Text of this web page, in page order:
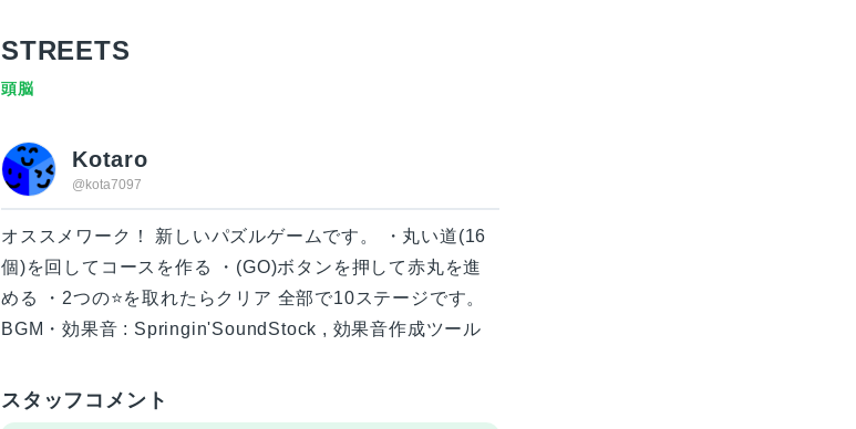
STREETS
頭脳
Kotaro
@kota7097
オススメワーク！ 新しいパズルゲームです。 ・丸い道(16
個)を回してコースを作る ・(GO)ボタンを押して赤丸を進
める ・2つの⭐️を取れたらクリア 全部で10ステージです。
BGM・効果音 : Springin'SoundStock , 効果音作成ツール
スタッフコメント